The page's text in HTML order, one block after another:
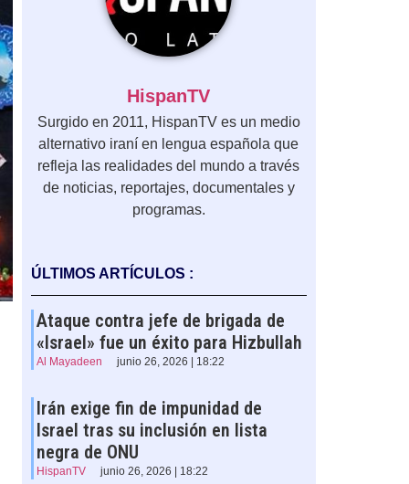
HispanTV
Surgido en 2011, HispanTV es un medio
alternativo iraní en lengua española que
refleja las realidades del mundo a través
de noticias, reportajes, documentales y
programas.
ÚLTIMOS ARTÍCULOS :
Ataque contra jefe de brigada de
«Israel» fue un éxito para Hizbullah
Al Mayadeen junio 26, 2026 | 18:22
Irán exige fin de impunidad de
Israel tras su inclusión en lista
negra de ONU
HispanTV junio 26, 2026 | 18:22